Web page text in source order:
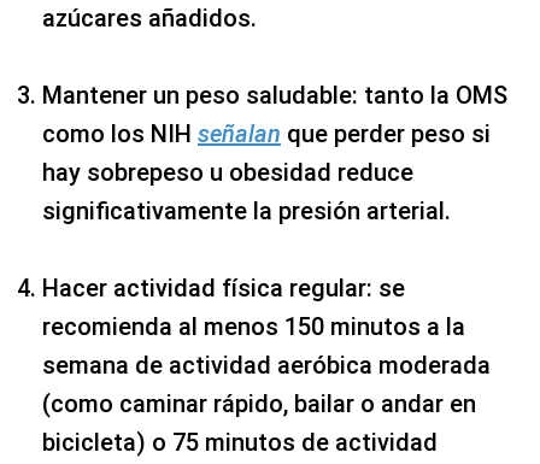
azúcares añadidos.
Mantener un peso saludable: tanto la OMS
como los NIH señalan que perder peso si
hay sobrepeso u obesidad reduce
significativamente la presión arterial.
Hacer actividad física regular: se
recomienda al menos 150 minutos a la
semana de actividad aeróbica moderada
(como caminar rápido, bailar o andar en
bicicleta) o 75 minutos de actividad